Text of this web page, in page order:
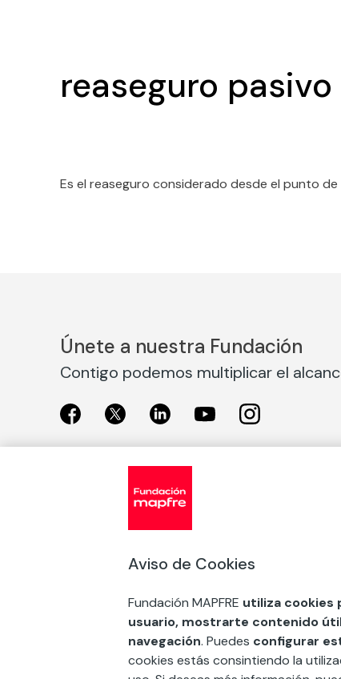
reaseguro
Es el reaseguro considerado desde el punto
Únete a nuestra Fundación
Contigo podemos multiplicar el
Exposiciones en Madrid
Exposiciones en Barcelona
COMPRAR ENTRADA
FSE+
Aviso de Cookies
Fundación MAPFRE utiliza cookies
usuario, mostrarte contenido
navegación. Puedes configurar
cookies estás consintiendo la